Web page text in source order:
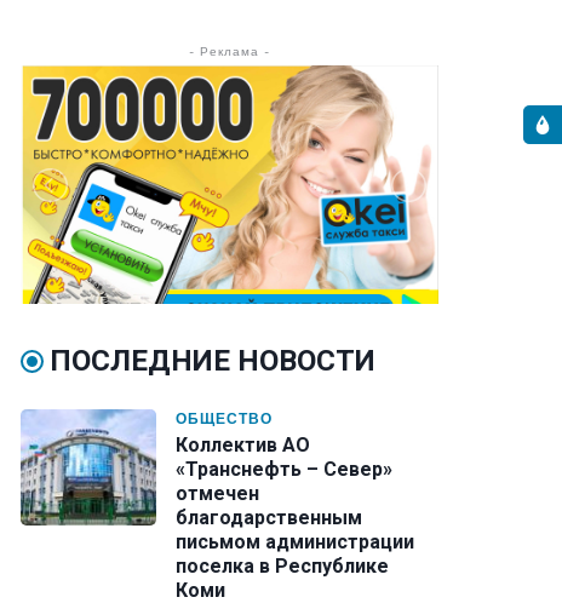
- Реклама -
ПОСЛЕДНИЕ НОВОСТИ
ОБЩЕСТВО
Коллектив АО
«Транснефть – Север»
отмечен
благодарственным
письмом администрации
поселка в Республике
Коми